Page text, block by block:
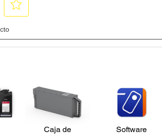
Caja de
Software